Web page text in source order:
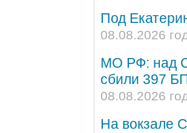
Под
08.08.2026
МО РФ: над
сбили 397
08.08.2026
На вокзале